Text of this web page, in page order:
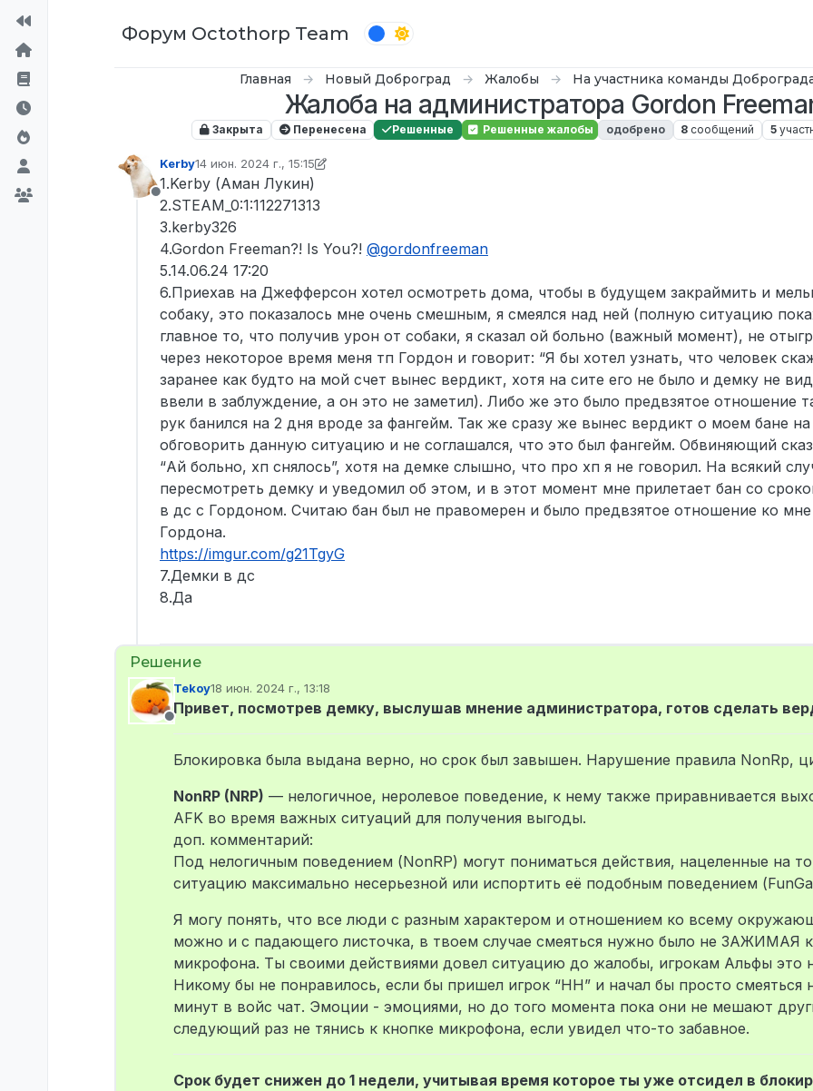
Форум Octothorp Team
Главная Новый Доброград Жалобы На участника команды
Жалоба на администратора Gordon
Закрыта Перенесена Решенные Решенные жалобы одобрено 8 сообщений 5
Не в сети
Kerby14 июн. 2024 г., 15:15
отредактировано Tekoy
1.Kerby (Аман Лукин)
2.STEAM_0:1:112271313
3.kerby326
4.Gordon Freeman?! Is You?! @gordonfreeman
5.14.06.24 17:20
6.Приехав на Джефферсон хотел осмотреть дома, чтобы в будущем закраймить и
собаку, это показалось мне очень смешным, я смеялся над ней (полную ситуацию
главное то, что получив урон от собаки, я сказал ой больно (важный момент), не
через некоторое время меня тп Гордон и говорит: “Я бы хотел узнать, что человек
заранее как будто на мой счет вынес вердикт, хотя на сите его не было и демку не
ввели в заблуждение, а он это не заметил). Либо же это было предвзятое отношение
рук банился на 2 дня вроде за фангейм. Так же сразу же вынес вердикт о моем бане
обговорить данную ситуацию и не соглашался, что это был фангейм. Обвиняющий
“Ай больно, хп снялось”, хотя на демке слышно, что про хп я не говорил. На всякий
пересмотреть демку и уведомил об этом, и в этот момент мне прилетает бан со
в дс с Гордоном. Считаю бан был не правомерен и было предвзятое отношение ко
Гордона.
https://imgur.com/g21TgyG
7.Демки в дс
8.Да
Не в сети
Tekoy18 июн. 2024 г., 13:18
отредактировано
Привет, посмотрев демку, выслушав мнение администратора, готов сделать
Блокировка была выдана верно, но срок был завышен. Нарушение правила NonRp,
NonRP (NRP) — нелогичное, неролевое поведение, к нему также приравнивается
AFK во время важных ситуаций для получения выгоды.
доп. комментарий:
Под нелогичным поведением (NonRP) могут пониматься действия, нацеленные на
ситуацию максимально несерьезной или испортить её подобным поведением
Я могу понять, что все люди с разным характером и отношением ко всему
можно и с падающего листочка, в твоем случае смеяться нужно было не ЗАЖИМАЯ
микрофона. Ты своими действиями довел ситуацию до жалобы, игрокам Альфы это
Никому бы не понравилось, если бы пришел игрок “НН” и начал бы просто смеяться
минут в войс чат. Эмоции - эмоциями, но до того момента пока они не мешают
следующий раз не тянись к кнопке микрофона, если увидел что-то забавное.
Срок будет снижен до 1 недели, учитывая время которое ты уже отсидел в